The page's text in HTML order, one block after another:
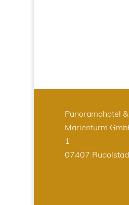
Panoramahotel
Marienturm
1
07407